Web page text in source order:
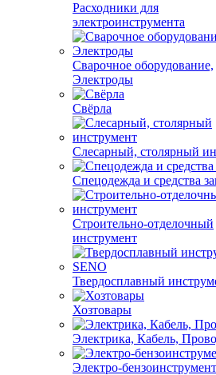
Расходники для
электроинструмента
Сварочное оборудование,
Электроды
Свёрла
Слесарный, столярный
Спецодежда и средства
Строительно-отделочный
инструмент
Твердосплавный
Хозтовары
Электрика, Кабель,
Электро-бензоинструмент